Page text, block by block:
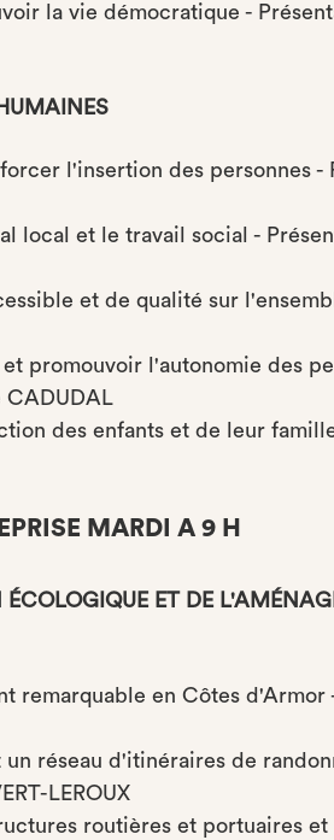
la vie démocratique -
l'insertion des personnes -
local et le travail social -
et de qualité sur
promouvoir l'autonomie des
CADUDAL
des enfants et de leur
MARDI A 9 H
ET DE
remarquable en Côtes d'Armor
réseau d'itinéraires de
LEROUX
routières et portuaires